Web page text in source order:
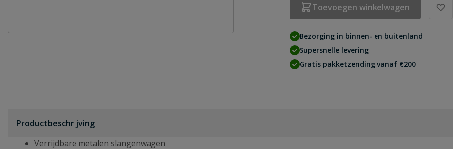
Toevoegen winkelwagen
Bezorging in binnen- en buitenland
Supersnelle levering
Gratis pakketzending vanaf €200
Productbeschrijving
Verrijdbare metalen slangenwagen